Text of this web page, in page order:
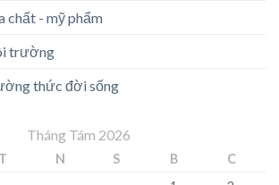
chất - mỹ phẩm
trường
thức đời sống
Tháng Tám 2026
T N S B
C